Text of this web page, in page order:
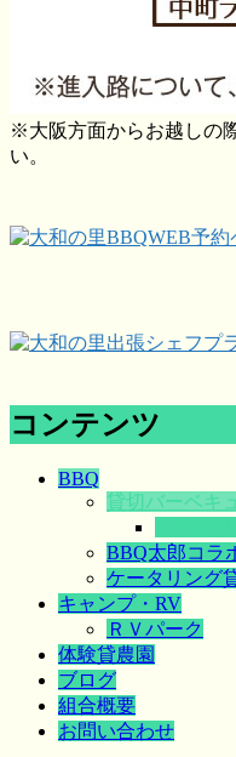
※大阪方面からお越しの
い。
コンテンツ
BBQ
貸切バーベキ
BBQ太郎コラ
ケータリング
キャンプ・RV
ＲＶパーク
体験貸農園
ブログ
組合概要
お問い合わせ